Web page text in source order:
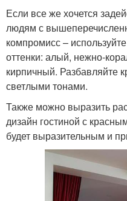
Если все же хочется
людям с
компромисс –
оттенки: алый, нежно-
кирпичный. Разбавляйте
светлыми тонами.
Также можно выразить
дизайн гостиной с
будет выразительным и